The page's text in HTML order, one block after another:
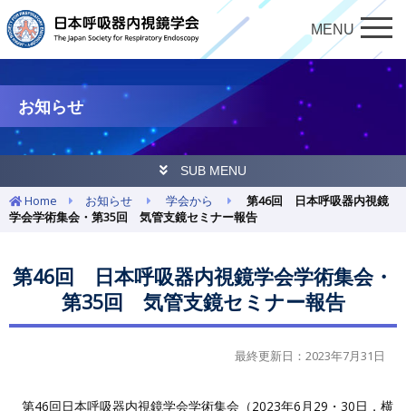
MENU
お知らせ
SUB MENU
Home お知らせ 学会から
第46回 日本呼吸器内視鏡
学会学術集会・第35回 気管支鏡セミナー報告
第46回 日本呼吸器内視鏡学会学術集会・
第35回 気管支鏡セミナー報告
最終更新日：2023年7月31日
第46回日本呼吸器内視鏡学会学術集会（2023年6月29・30日，横